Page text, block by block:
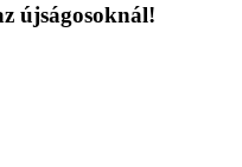
újságosoknál!